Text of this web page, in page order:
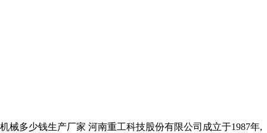
械多少钱生产厂家 河南重工科技股份有限公司成立于1987年,